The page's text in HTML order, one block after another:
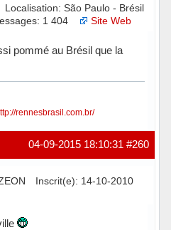
Localisation: São Paulo - Brésil
1 404 Site Web
pommé au Brésil que la
rennesbrasil.com.br/
#260
04-09-2015 18:10:31
Inscrit(e): 14-10-2010